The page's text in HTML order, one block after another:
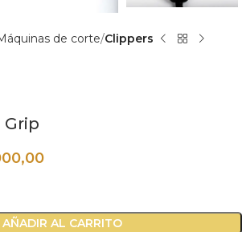
de corte Clippers
AÑADIR AL CARRITO